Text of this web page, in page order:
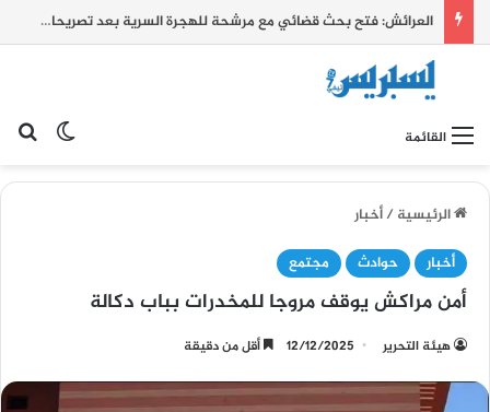
العرائش: فتح بحث قضائي مع مرشحة للهجرة السرية بعد تصريحات زائفة واتهامات كيدية بشأن أحداث الفنيدق وسبتة
القائمة
الرئيسية/أخبار
أخبار
حوادث مجتمع
أمن مراكش يوقف مروجا للمخدرات بباب دكالة
هيئة التحرير 12/12/2025 أقل من دقيقة